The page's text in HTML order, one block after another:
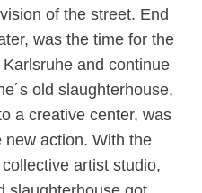
of the street. End
was the time for the
and continue
old slaughterhouse,
a creative center, was
action. With the
artist studio,